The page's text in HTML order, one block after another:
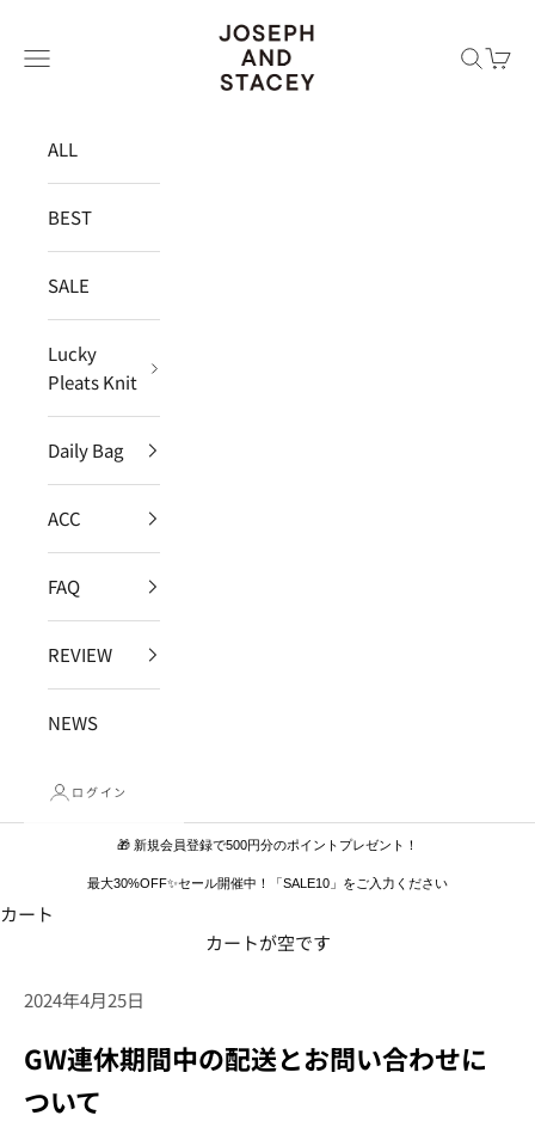
JOSEPH AND STACEY JAPAN
メニュー
検索カー
ALL
BEST
SALE
Lucky
Pleats Knit
Daily Bag
ACC
FAQ
REVIEW
NEWS
ログイン
🎁 新規会員登録で500円分のポイントプレゼント！
最大30%OFF✨セール開催中！「SALE10」をご入力ください
カート
カートが空です
2024年4月25日
GW連休期間中の配送とお問い合わせに
ついて